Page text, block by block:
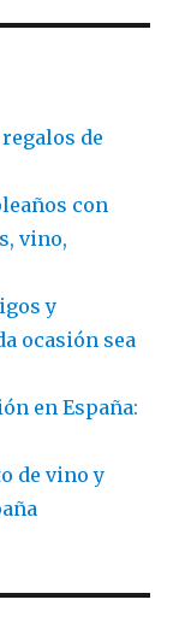
de
con
vino,
y
ocasión sea
en España:
de vino y